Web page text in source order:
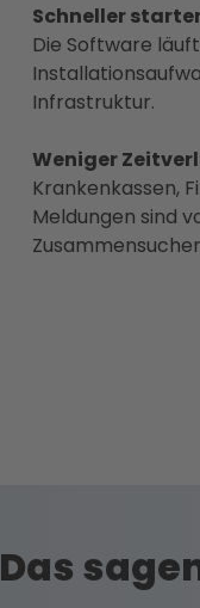
Schneller
Die Software
Infrastruktur.
Weniger
Krankenkassen,
Meldungen sind
Das